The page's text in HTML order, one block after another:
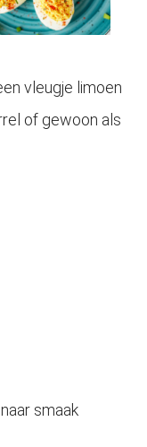
vleugje limoen
of gewoon als
smaak